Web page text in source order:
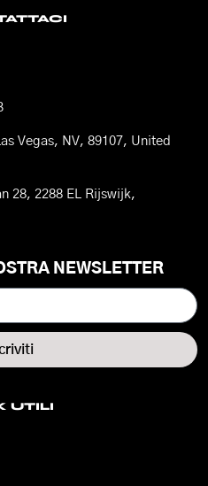
Vegas, NV, 89107, United
28, 2288 EL Rijswijk,
UTILI
NEWSLETTER